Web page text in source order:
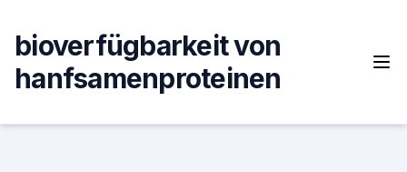
content
bioverfügbarkeit von
hanfsamenproteinen